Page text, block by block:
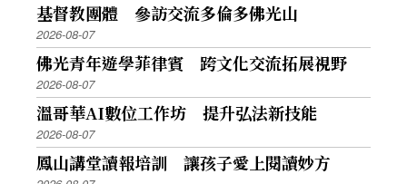
基督教團體 參訪交流多倫多佛光山
2026-08-07
佛光青年遊學菲律賓 跨文化交流拓展視野
2026-08-07
溫哥華AI數位工作坊 提升弘法新技能
2026-08-07
鳳山講堂讀報培訓 讓孩子愛上閱讀妙方